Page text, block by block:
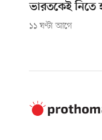
ভারতকেই নিতে
১১ ঘণ্টা আগে